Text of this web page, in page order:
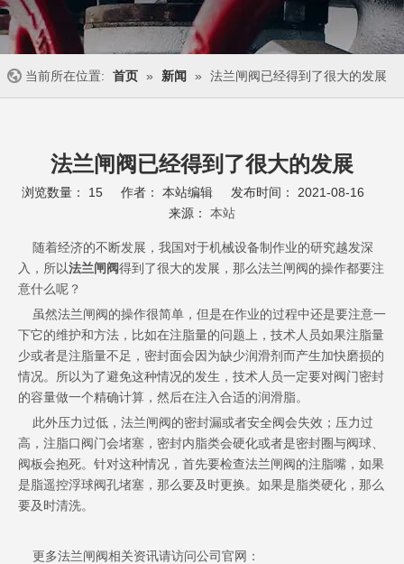
当前所在位置: 首页 » 新闻 » 法兰闸阀已经得到了很大的发展
法兰闸阀已经得到了很大的发展
浏览数量： 15 作者： 本站编辑 发布时间： 2021-08-16
来源： 本站
["wechat","weibo","qzone","douban","email"]
随着经济的不断发展，我国对于机械设备制作业的研究越发深
入，所以法兰闸阀得到了很大的发展，那么法兰闸阀的操作都要注
意什么呢？
虽然法兰闸阀的操作很简单，但是在作业的过程中还是要注意一
下它的维护和方法，比如在注脂量的问题上，技术人员如果注脂量
少或者是注脂量不足，密封面会因为缺少润滑剂而产生加快磨损的
情况。所以为了避免这种情况的发生，技术人员一定要对阀门密封
的容量做一个精确计算，然后在注入合适的润滑脂。
此外压力过低，法兰闸阀的密封漏或者安全阀会失效；压力过
高，注脂口阀门会堵塞，密封内脂类会硬化或者是密封圈与阀球、
阀板会抱死。针对这种情况，首先要检查法兰闸阀的注脂嘴，如果
是脂遥控浮球阀孔堵塞，那么要及时更换。如果是脂类硬化，那么
要及时清洗。
更多法兰闸阀相关资讯请访问公司官网：